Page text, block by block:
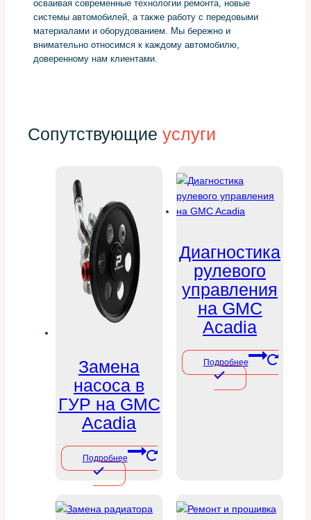
осваивая современные технологии ремонта, новые
системы автомобилей, а также работу с передовыми
материалами и оборудованием. Мы бережно и
внимательно относимся к каждому автомобилю,
доверенному нам клиентами.
Сопутствующие услуги
Замена
насоса в
ГУР на GMC
Acadia
Подробнее
Диагностика
рулевого
управления
на GMC
Acadia
Подробнее